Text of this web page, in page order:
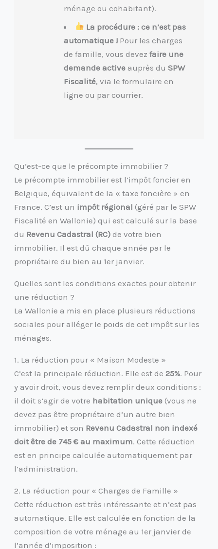
ménage ou cohabitant).
La procédure : ce n’est pas
automatique !Pour les charges
de famille, vous devez faire une
demande activeauprès du SPW
Fiscalité, via le formulaire en
ligne ou par courrier.
Qu’est-ce que le précompte immobilier ?
Le précompte immobilier est l’impôt foncier en
Belgique, équivalent de la « taxe foncière » en
France. C’est un impôt régional (géré par le SPW
Fiscalité en Wallonie) qui est calculé sur la base
du Revenu Cadastral (RC) de votre bien
immobilier. Il est dû chaque année par le
propriétaire du bien au 1er janvier.
Quelles sont les conditions exactes pour obtenir
une réduction ?
La Wallonie a mis en place plusieurs réductions
sociales pour alléger le poids de cet impôt sur les
ménages.
1. La réduction pour « Maison Modeste »
C’est la principale réduction. Elle est de25%. Pour
y avoir droit, vous devez remplir deux conditions :
il doit s’agir de votre habitation unique (vous ne
devez pas être propriétaire d’un autre bien
immobilier) et son Revenu Cadastral non indexé
doit être de 745 € au maximum. Cette réduction
est en principe calculée automatiquement par
l’administration.
2. La réduction pour « Charges de Famille »
Cette réduction est très intéressante et n’est pas
automatique. Elle est calculée en fonction de la
composition de votre ménage au 1er janvier de
l’année d’imposition :